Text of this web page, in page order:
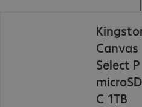
Canvas
Select P
C 1TB